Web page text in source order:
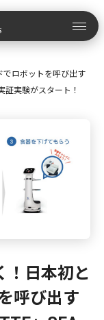
でロボットを呼び出す
証実験がスタート！
！日本初と
呼び出す